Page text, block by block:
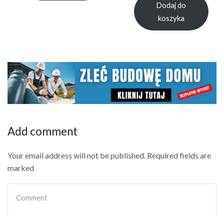
wynosiła:
zł499.00.
Dodaj do
koszyka
Add comment
Your email address will not be published. Required fields are
marked